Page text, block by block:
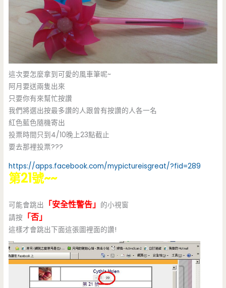
這次要怎麼拿到可愛的風車筆呢~
阿月要送兩隻出來
只要你有來幫忙按讚
我們將選出按最多讚的人跟曾有按讚的人各一名
紅色藍色隨機寄出
投票時間只到4/10晚上23點截止
要去那裡投票???
https://apps.facebook.com/mypictureisgreat/?fid=289
第21號~~
可能會跳出 「安全性警告」 的小視窗
請按 「否」
這樣才會跳出下面這張圖裡面的讚!